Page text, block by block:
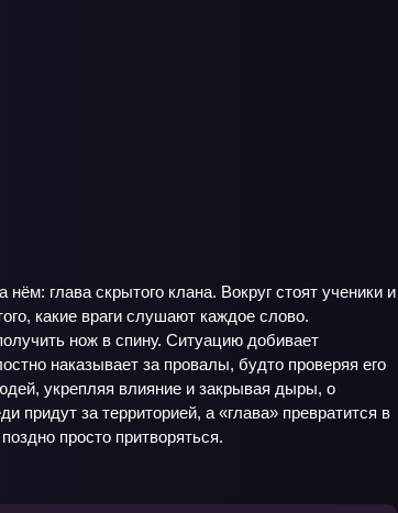
глава скрытого клана. Вокруг стоят ученики и
какие враги слушают каждое слово.
нож в спину. Ситуацию добивает
наказывает за провалы, будто проверяя его
укрепляя влияние и закрывая дыры, о
придут за территорией, а «глава» превратится в
просто притворяться.